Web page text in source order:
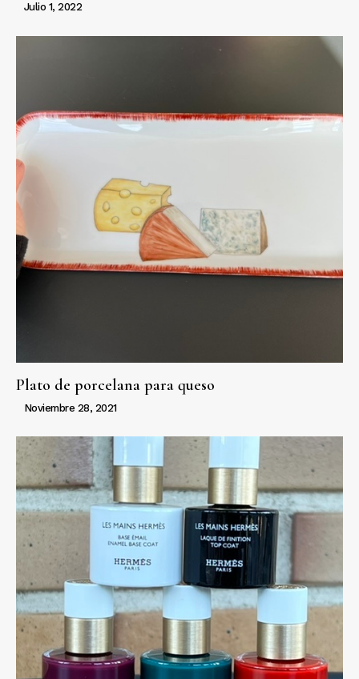
Julio 1, 2022
Plato de porcelana para queso
Noviembre 28, 2021